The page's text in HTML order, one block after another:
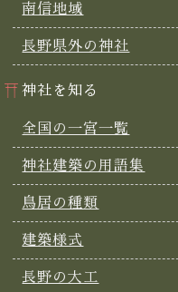
南信地域
長野県外の神社
神社を知る
全国の一宮一覧
神社建築の用語集
鳥居の種類
建築様式
長野の大工